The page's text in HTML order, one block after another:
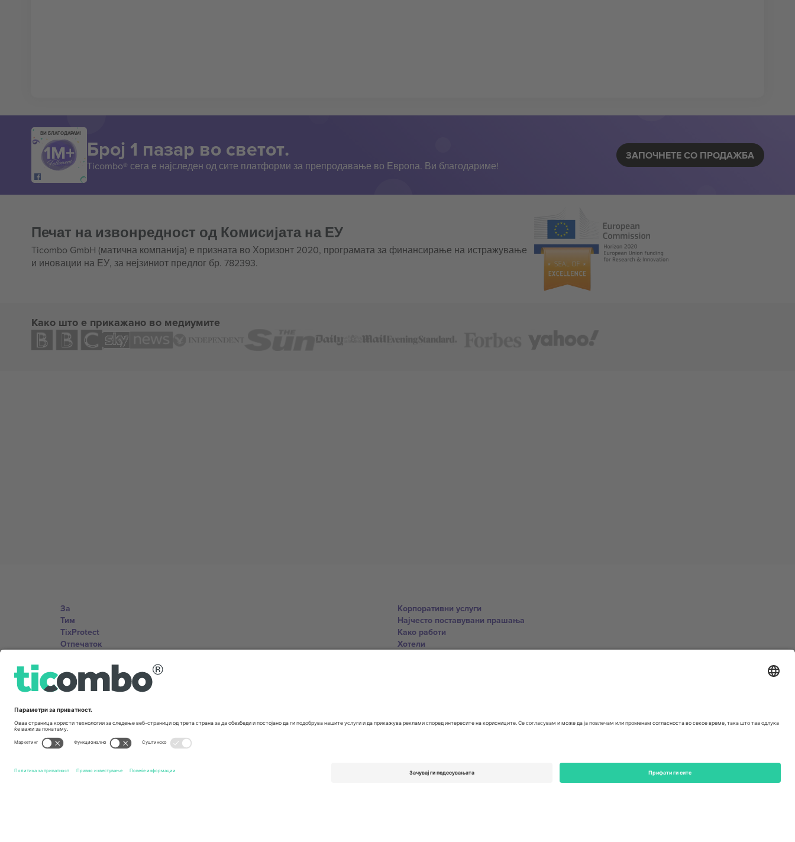
ВИ БЛАГОДАРАМ!
Број 1 пазар во светот.
Ticombo® сега е најследен од сите платформи за препродавање во Европа. Ви благодариме!
ЗАПОЧНЕТЕ СО ПРОДАЖБА
Печат на извонредност од Комисијата на ЕУ
Ticombo GmbH (матична компанија) е призната во Хоризонт 2020, програмата за финансирање на истражување
и иновации на ЕУ, за нејзиниот предлог бр. 782393.
Како што е прикажано во медиумите
За
Тим
TixProtect
Отпечаток
Придружна програма
Корпоративни услуги
Најчесто поставувани прашања
Како работи
Хотели